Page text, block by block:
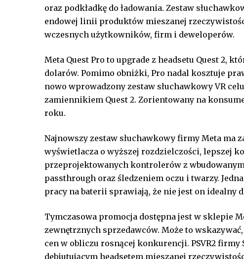
oraz podkładkę do ładowania. Zestaw
endowej linii produktów mieszanej
wczesnych użytkowników, firm i deweloperów.
Meta Quest Pro to upgrade z headsetu Quest 2,
dolarów. Pomimo obniżki, Pro nadal kosztuje
nowo wprowadzony zestaw słuchawkowy VR
zamiennikiem Quest 2. Zorientowany na
roku.
Najnowszy zestaw słuchawkowy firmy Meta ma
wyświetlacza o wyższej rozdzielczości, lepszej
przeprojektowanych kontrolerów z
passthrough oraz śledzeniem oczu i twarzy.
pracy na baterii sprawiają, że nie jest on idealny
Tymczasowa promocja dostępna jest w sklepie
zewnętrznych sprzedawców. Może to
cen w obliczu rosnącej konkurencji. PSVR2
debiutującym headsetem mieszanej